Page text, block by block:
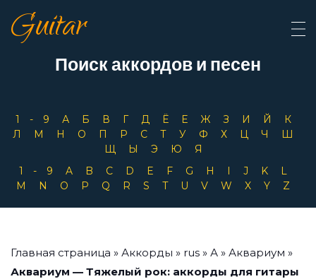
Guitar
Поиск аккордов и песен
1-9 А Б В Г Д Ё Е Ж З И Й
К
Л
М Н О П Р С Т У Ф Х Ц Ч
Ш
Щ
Ы Э Ю
Я
1-9
A B C D E F G H I J K
L
M
N O P Q R S T U V W X Y Z
Главная страница » Аккорды » rus » А » Аквариум »
Аквариум — Тяжелый рок: аккорды для гитары